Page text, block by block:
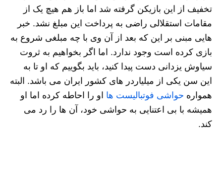
تخفیف از این بازیکن گرفته شد اما باز هم هیچ یک از
مقامات استقلالی راضی به پرداخت این مبلغ نشد. خبر
هایی مبنی بر این که بعد از آن وی با چه مبلغی شروع به
بازی کرده است وجود ندارد. اما اگر بخواهیم به ثروت
سیاوش یزدانی دست پیدا کنید، باید بگوییم که او تا به
این سن یکی از میلیاردر های کشور ایران می باشد. البته
همواره حواشی فوتبالیست ها او را احاطه کرده اما او
همیشه با بی اعتنایی به حواشی خود، آن ها را رد می
کند.